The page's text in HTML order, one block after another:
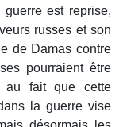
est reprise,
russes et son
de Damas contre
pourraient être
au fait que cette
la guerre vise